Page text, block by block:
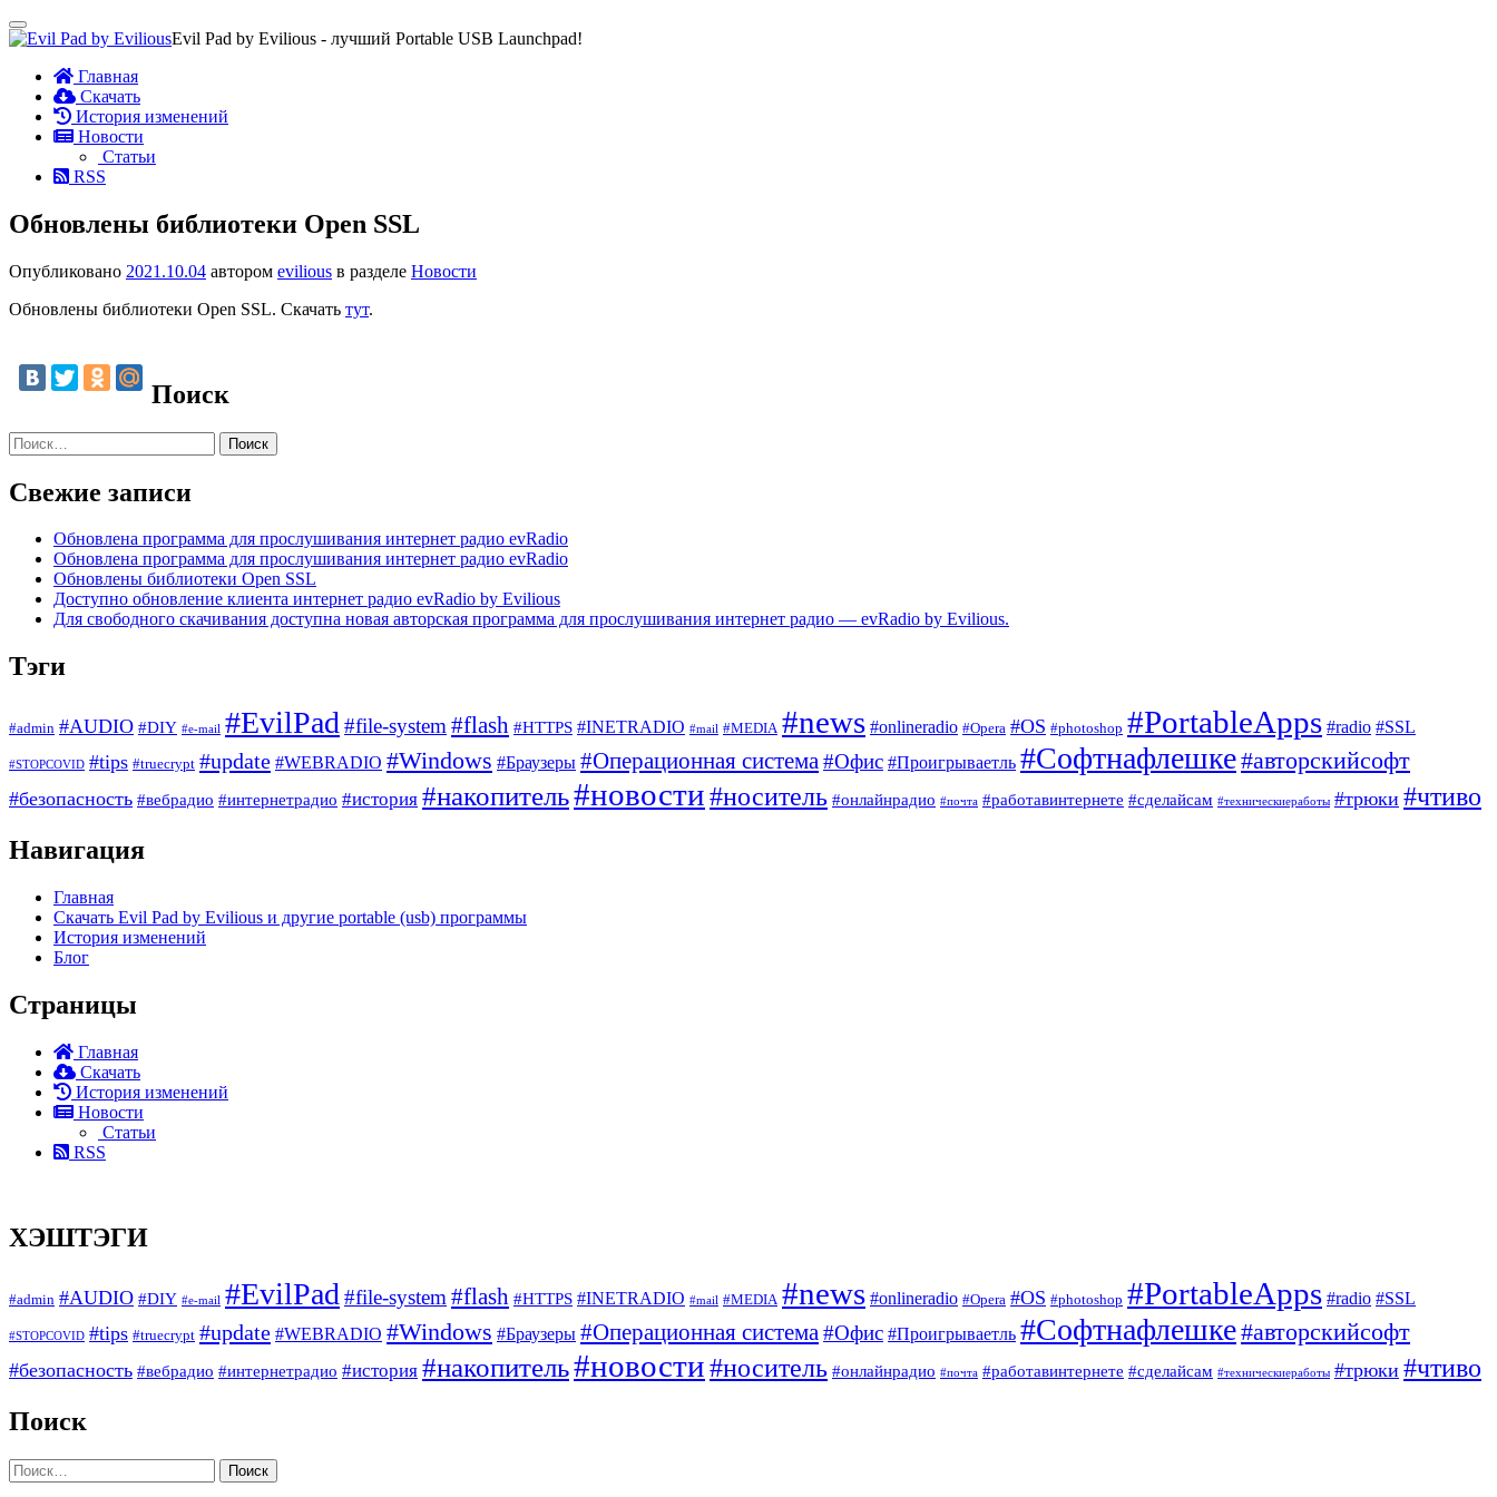
Показать/
Скрыть
навигацию
Evil Pad by Evilious - лучший Portable USB Launchpad!
Перейти
содержимому
Главная
Скачать
История изменений
Новости
Статьи
RSS
Обновлены библиотеки Open SSL
Опубликовано 2021.10.04 автором evilious в разделе Новости
Обновлены библиотеки Open SSL. Скачать тут.
Поиск
Найти:
Свежие записи
Обновлена программа для прослушивания интернет радио evRadio
Обновлена программа для прослушивания интернет радио evRadio
Обновлены библиотеки Open SSL
Доступно обновление клиента интернет радио evRadio by Evilious
Для свободного скачивания доступна новая авторская программа для прослушивания интернет радио — evRadio by Evilious.
Тэги
#admin #AUDIO #DIY #e-mail #EvilPad#file-system#flash #HTTPS #INETRADIO #mail #MEDIA #news #onlineradio #Opera #OS #photoshop #PortableApps #radio #SSL
#STOPCOVID #tips #truecrypt #update #WEBRADIO #Windows #Браузеры #Операционная система#Офис #Проигрываетль #Софтнафлешке#авторскийсофт
#безопасность #вебрадио #интернетрадио #история #накопитель#новости#носитель #онлайнрадио #почта #работавинтернете #сделайсам #техническиеработы #трюки #чтиво
Навигация
Главная
Скачать Evil Pad by Evilious и другие portable (usb) программы
История изменений
Блог
Страницы
Главная
Скачать
История изменений
Новости
Статьи
RSS
ХЭШТЭГИ
#admin #AUDIO #DIY #e-mail #EvilPad #file-system #flash #HTTPS #INETRADIO #mail #MEDIA #news #onlineradio #Opera #OS #photoshop #PortableApps #radio #SSL
#STOPCOVID #tips #truecrypt #update #WEBRADIO #Windows #Браузеры #Операционная система #Офис #Проигрываетль #Софтнафлешке#авторскийсофт
#безопасность #вебрадио #интернетрадио #история #накопитель#новости#носитель #онлайнрадио #почта #работавинтернете #сделайсам #техническиеработы #трюки #чтиво
Поиск
Найти: